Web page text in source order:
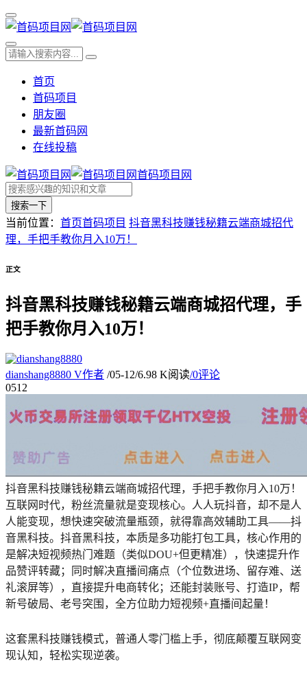
首页
首码项目
朋友圈
最新首码网
在线投稿
首码项目网
搜索一下
当前位置： 首页首码项目 抖音黑科技赚钱秘籍云端商城招代
理，手把手教你月入10万！
正文
抖音黑科技赚钱秘籍云端商城招代理，手
把手教你月入10万！
dianshang8880 V作者 /05-12/6.98 K阅读/0评论
0512
抖音黑科技赚钱秘籍云端商城招代理，手把手教你月入10万！
互联网时代，粉丝流量就是变现核心。人人玩抖音，却不是人
人能变现，想快速突破流量瓶颈，就得靠高效辅助工具——抖
音黑科技。抖音黑科技，本质是多功能打包工具，核心作用的
是解决短视频热门难题（类似DOU+但更精准），快速提升作
品赞评转藏；同时解决直播间痛点（个位数进场、留存难、送
礼滚屏等），直接提升电商转化；还能封装账号、打造IP，帮
新号破局、老号突围，全方位助力短视频+直播间起量！
这套黑科技赚钱模式，普通人零门槛上手，彻底颠覆互联网变
现认知，轻松实现逆袭。